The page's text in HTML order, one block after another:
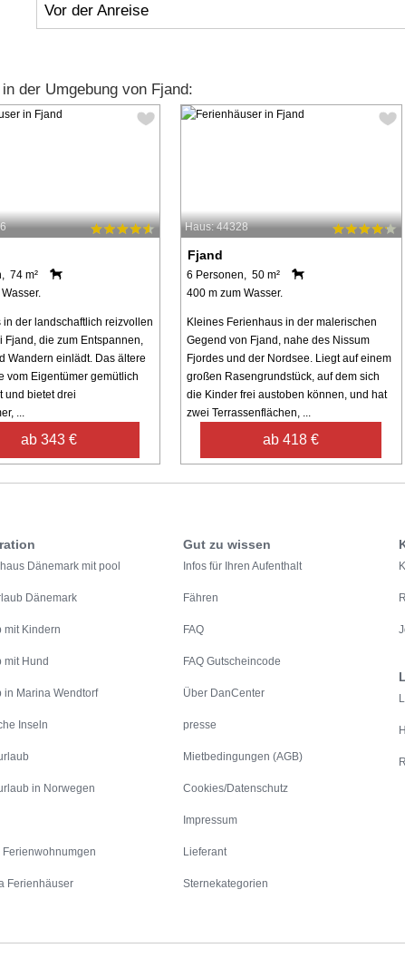
Vor der Anreise
der Umgebung von Fjand:
74 m²
in der landschaftlich reizvollen
Fjand, die zum Entspannen,
Wandern einlädt. Das ältere
vom Eigentümer gemütlich
und bietet drei
...
ab 343 €
Haus: 44328
Fjand
6 Personen, 50 m²
400 m zum Wasser.
Kleines Ferienhaus in der malerischen
Gegend von Fjand, nahe des Nissum
Fjordes und der Nordsee. Liegt auf einem
großen Rasengrundstück, auf dem sich
die Kinder frei austoben können, und hat
zwei Terrassenflächen, ...
ab 418 €
Dänemark mit pool
Dänemark
mit Kindern
mit Hund
in Marina Wendtorf
Inseln
in Norwegen
Ferienwohnumgen
Ferienhäuser
Gut zu wissen
Infos für Ihren Aufenthalt
Fähren
FAQ
FAQ Gutscheincode
Über DanCenter
presse
Mietbedingungen (AGB)
Cookies/Datenschutz
Impressum
Lieferant
Sternekategorien